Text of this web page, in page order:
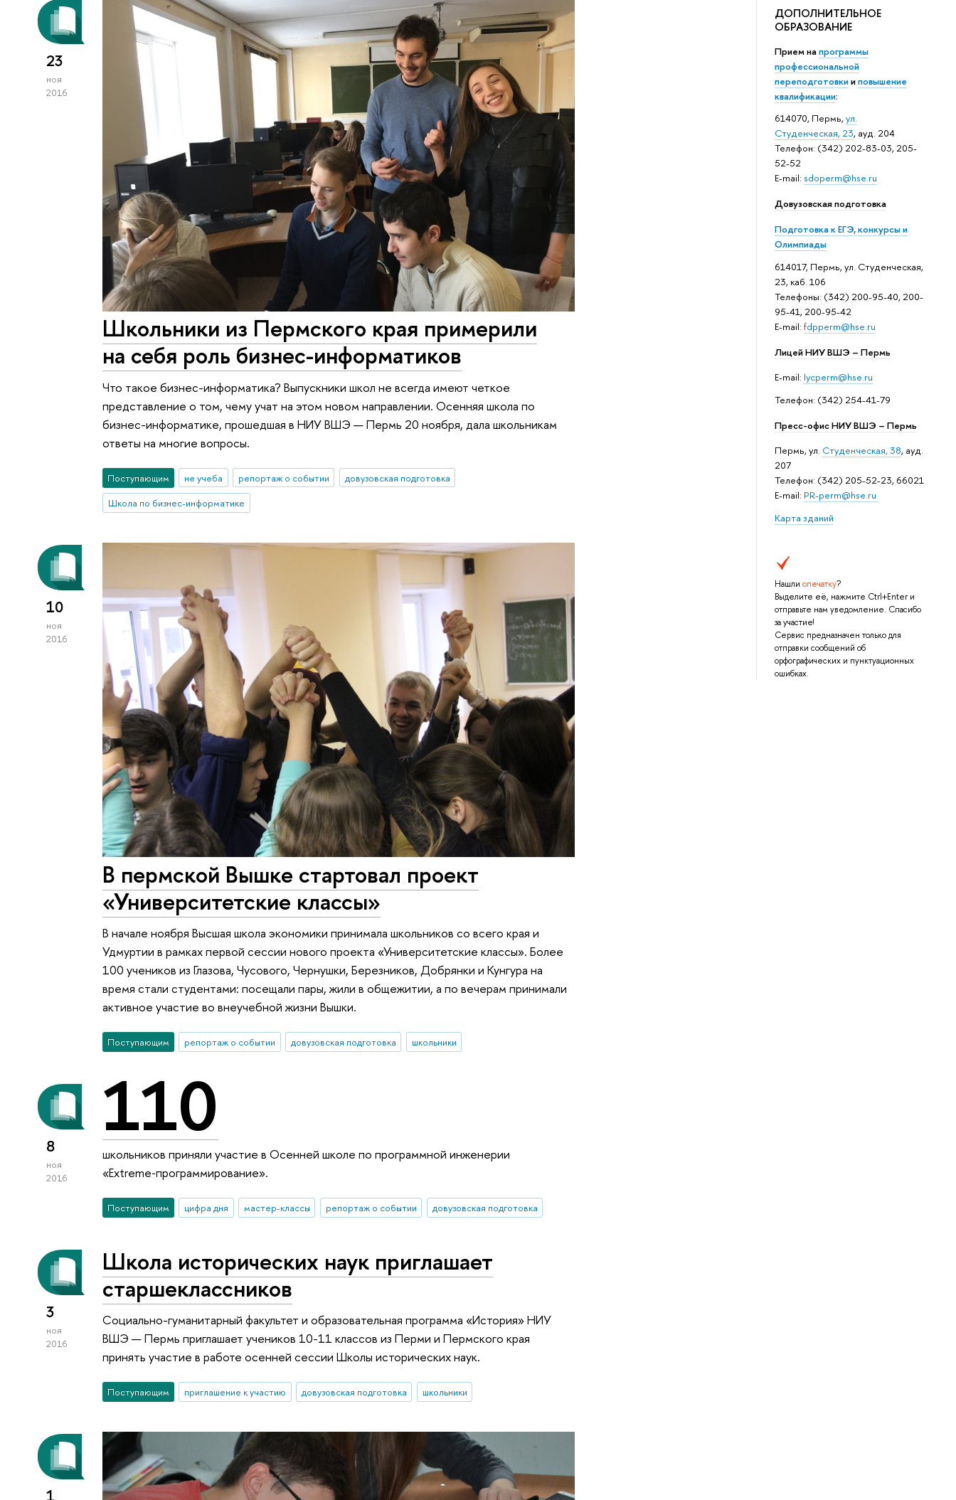
ДОПОЛНИТЕЛЬНОЕ
ОБРАЗОВАНИЕ
Прием напрограммы
профессиональной
переподготовкииповышение
квалификации:
614070, Пермь,ул.
Студенческая, 23, ауд. 204
Телефон: (342) 202-83-03, 205-
52-52
E-mail: sdoperm@hse.ru
Довузовская подготовка
Подготовка к ЕГЭ, конкурсы и
Олимпиады
614017, Пермь, ул. Студенческая,
23, каб. 106
Телефоны: (342) 200-95-40, 200-
95-41, 200-95-42
E-mail: fdpperm@hse.ru
Лицей НИУ ВШЭ – Пермь
E-mail: lycperm@hse.ru
Телефон: (342) 254-41-79
Пресс-офис НИУ ВШЭ – Пермь
Пермь, ул. Студенческая, 38, ауд.
207
Телефон: (342) 205-52-23, 66021
E-mail: PR-perm@hse.ru
Карта зданий
Нашли опечатку?
Выделите её, нажмите Ctrl+Enter и
отправьте нам уведомление. Спасибо
за участие!
Сервис предназначен только для
отправки сообщений об
орфографических и пунктуационных
ошибках.
23
ноя
2016
Школьники из Пермского края примерили
на себя роль бизнес-информатиков
Что такое бизнес-информатика? Выпускники школ не всегда имеют четкое
представление о том, чему учат на этом новом направлении. Осенняя школа по
бизнес-информатике, прошедшая в НИУ ВШЭ — Пермь 20 ноября, дала школьникам
ответы на многие вопросы.
Поступающим не учеба репортаж о событии
довузовская подготовка
Школа по бизнес-информатике
10
ноя
2016
В пермской Вышке стартовал проект
«Университетские классы»
В начале ноября Высшая школа экономики принимала школьников со всего края и
Удмуртии в рамках первой сессии нового проекта «Университетские классы». Более
100 учеников из Глазова, Чусового, Чернушки, Березников, Добрянки и Кунгура на
время стали студентами: посещали пары, жили в общежитии, а по вечерам принимали
активное участие во внеучебной жизни Вышки.
Поступающим репортаж о событии довузовская подготовка школьники
8
ноя
2016
110
школьников приняли участие в Осенней школе по программной инженерии
«Extreme‑программирование».
Поступающим цифра дня мастер-классы репортаж о событии довузовская подготовка
3
ноя
2016
Школа исторических наук приглашает
старшеклассников
Социально-гуманитарный факультет и образовательная программа «История» НИУ
ВШЭ — Пермь приглашает учеников 10-11 классов из Перми и Пермского края
принять участие в работе осенней сессии Школы исторических наук.
Поступающим приглашение к участию довузовская подготовка школьники